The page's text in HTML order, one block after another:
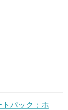
トパック：ホ